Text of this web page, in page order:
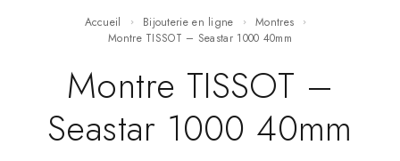
Accueil Bijouterie en ligne
Montres
Montre TISSOT – Seastar 1000 40mm
Montre TISSOT –
Seastar 1000 40mm